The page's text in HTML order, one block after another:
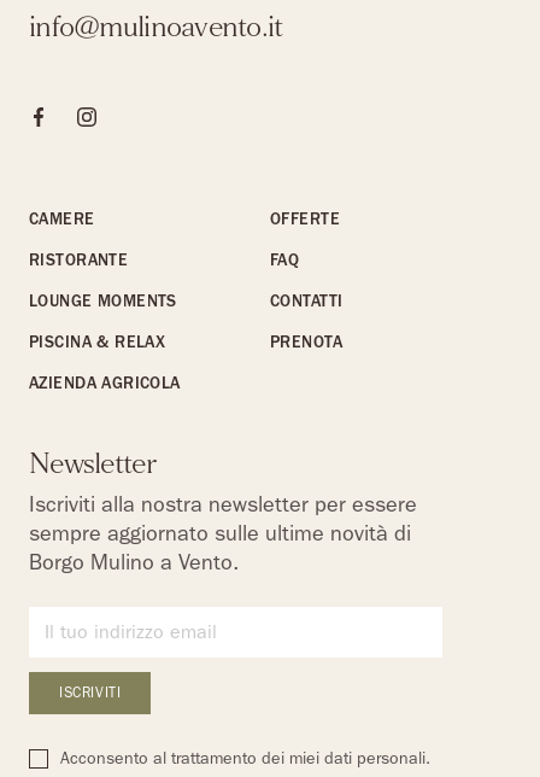
info@mulinoavento.it
Clicca qui per visitare la pagina Facebook
Clicca qui per visitare il profilo Instagram
CAMERE
RISTORANTE
LOUNGE MOMENTS
PISCINA & RELAX
AZIENDA AGRICOLA
OFFERTE
FAQ
CONTATTI
PRENOTA
Newsletter
Iscriviti alla nostra newsletter per essere
sempre aggiornato sulle ultime novità di
Borgo Mulino a Vento.
Acconsento al trattamento dei miei dati personali.